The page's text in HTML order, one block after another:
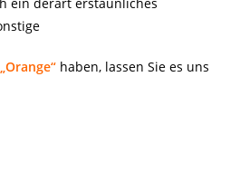
„Orange“ haben, lassen Sie es uns